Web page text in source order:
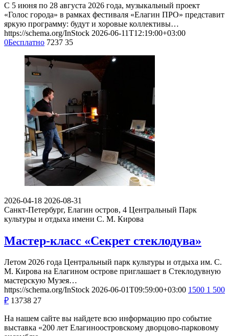
С 5 июня по 28 августа 2026 года, музыкальный проект
«Голос города» в рамках фестиваля «Елагин ПРО» представит
яркую программу: будут и хоровые коллективы…
https://schema.org/InStock 2026-06-11T12:19:00+03:00
0Бесплатно 7237 35
2026-04-18 2026-08-31
Санкт-Петербург, Елагин остров, 4 Центральный Парк
культуры и отдыха имени С. М. Кирова
Мастер-класс «Секрет стеклодува»
Летом 2026 года Центральный парк культуры и отдыха им. С.
М. Кирова на Елагином острове приглашает в Стеклодувную
мастерскую Музея…
https://schema.org/InStock 2026-06-01T09:59:00+03:00 1500 1 500
₽ 13738 27
На нашем сайте вы найдете всю информацию про событие
выставка «200 лет Елагиноостровскому дворцово-парковому